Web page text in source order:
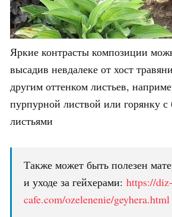
Яркие контрасты композиции
высадив невдалеке от хост
другим оттенком листьев,
пурпурной листвой или горянку
листьями
Также может быть полезен
и уходе за гейхерами: https://diz-
cafe.com/ozelenenie/geyhera.html